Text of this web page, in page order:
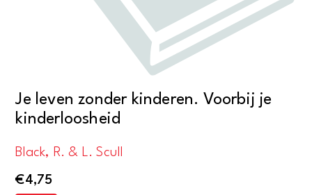
Je leven zonder kinderen. Voorbij je
kinderloosheid
Black, R. & L. Scull
€4,75